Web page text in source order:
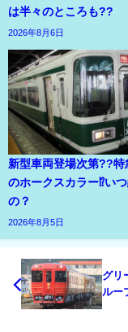
は半々のところも??
2026年8月6日
新型車両登場次第??特
のホークスカラー⁉い
の？
2026年8月5日
グリ
ルー